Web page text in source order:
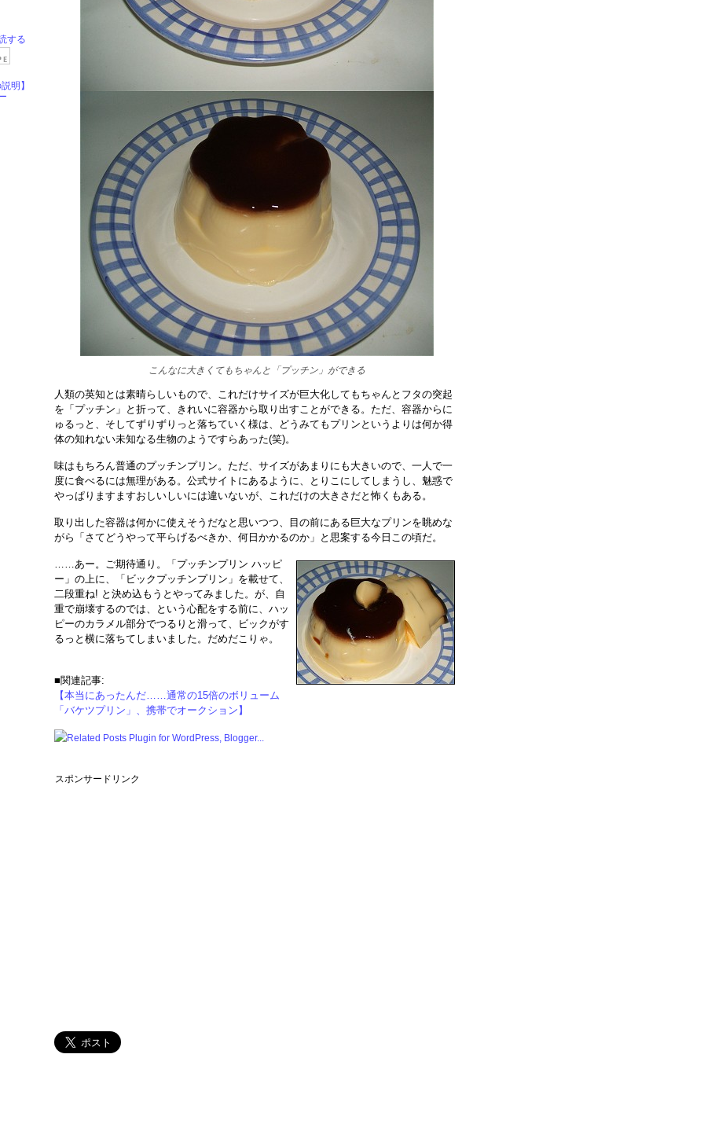
こんなに大きくてもちゃんと「プッチン」ができる
人類の英知とは素晴らしいもので、これだけサイズが巨大化してもちゃんとフタの突起
を「プッチン」と折って、きれいに容器から取り出すことができる。ただ、容器からに
ゅるっと、そしてずりずりっと落ちていく様は、どうみてもプリンというよりは何か得
体の知れない未知なる生物のようですらあった(笑)。
味はもちろん普通のプッチンプリン。ただ、サイズがあまりにも大きいので、一人で一
度に食べるには無理がある。公式サイトにあるように、とりこにしてしまうし、魅惑で
やっぱりますますおしいしいには違いないが、これだけの大きさだと怖くもある。
取り出した容器は何かに使えそうだなと思いつつ、目の前にある巨大なプリンを眺めな
がら「さてどうやって平らげるべきか、何日かかるのか」と思案する今日この頃だ。
……あー。ご期待通り。「プッチンプリン ハッピ
ー」の上に、「ビックプッチンプリン」を載せて、
二段重ね! と決め込もうとやってみました。が、自
重で崩壊するのでは、という心配をする前に、ハッ
ピーのカラメル部分でつるりと滑って、ビックがす
るっと横に落ちてしまいました。だめだこりゃ。
■関連記事:
【本当にあったんだ……通常の15倍のボリューム
「バケツプリン」、携帯でオークション】
スポンサードリンク
する
明】